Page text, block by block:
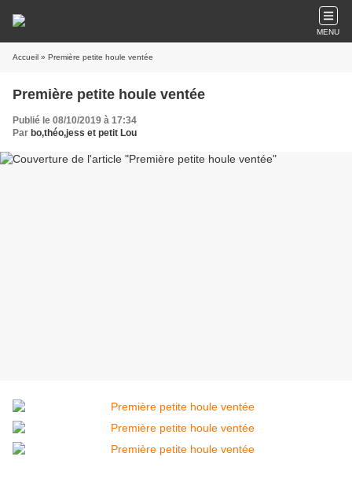
MENU
Accueil » Première petite houle ventée
Première petite houle ventée
Publié le 08/10/2019 à 17:34
Par bo,théo,jess et petit Lou